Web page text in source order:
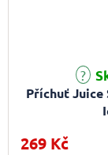
Příchuť Juice
269 Kč